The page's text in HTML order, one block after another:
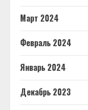
Март 2024
Февраль 2024
Январь 2024
Декабрь 2023